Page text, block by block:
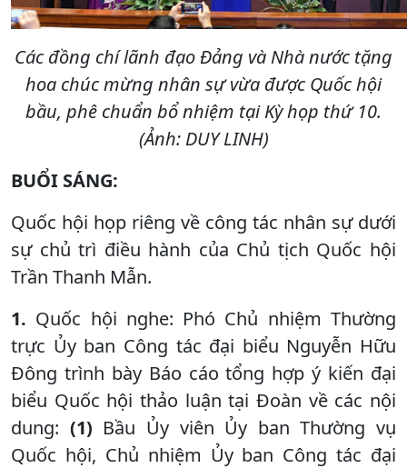
Các đồng chí lãnh đạo Đảng và Nhà nước tặng
hoa chúc mừng nhân sự vừa được Quốc hội
bầu, phê chuẩn bổ nhiệm tại Kỳ họp thứ 10.
(Ảnh: DUY LINH)
BUỔI SÁNG:
Quốc hội họp riêng về công tác nhân sự dưới
sự chủ trì điều hành của Chủ tịch Quốc hội
Trần Thanh Mẫn.
1. Quốc hội nghe: Phó Chủ nhiệm Thường
trực Ủy ban Công tác đại biểu Nguyễn Hữu
Đông trình bày Báo cáo tổng hợp ý kiến đại
biểu Quốc hội thảo luận tại Đoàn về các nội
dung: (1) Bầu Ủy viên Ủy ban Thường vụ
Quốc hội, Chủ nhiệm Ủy ban Công tác đại